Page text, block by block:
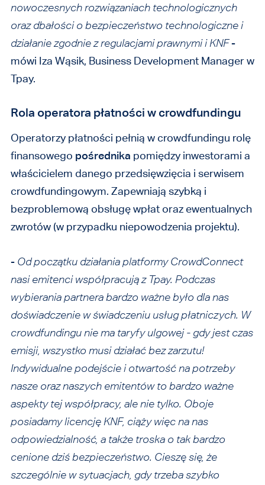
nowoczesnych rozwiązaniach technologicznych
oraz dbałości o bezpieczeństwo technologiczne i
działanie zgodnie z regulacjami prawnymi i KNF-
mówi Iza Wąsik, Business Development Manager w
Tpay.
Rola operatora płatności w crowdfundingu
Operatorzy płatności pełnią w crowdfundingu rolę
finansowego pośrednika pomiędzy inwestorami a
właścicielem danego przedsięwzięcia i serwisem
crowdfundingowym. Zapewniają szybką i
bezproblemową obsługę wpłat oraz ewentualnych
zwrotów (w przypadku niepowodzenia projektu).
- Od początku działania platformy CrowdConnect
nasi emitenci współpracują z Tpay. Podczas
wybierania partnera bardzo ważne było dla nas
doświadczenie w świadczeniu usług płatniczych. W
crowdfundingu nie ma taryfy ulgowej - gdy jest czas
emisji, wszystko musi działać bez zarzutu!
Indywidualne podejście i otwartość na potrzeby
nasze oraz naszych emitentów to bardzo ważne
aspekty tej współpracy, ale nie tylko. Oboje
posiadamy licencję KNF, ciąży więc na nas
odpowiedzialność, a także troska o tak bardzo
cenione dziś bezpieczeństwo. Cieszę się, że
szczególnie w sytuacjach, gdy trzeba szybko